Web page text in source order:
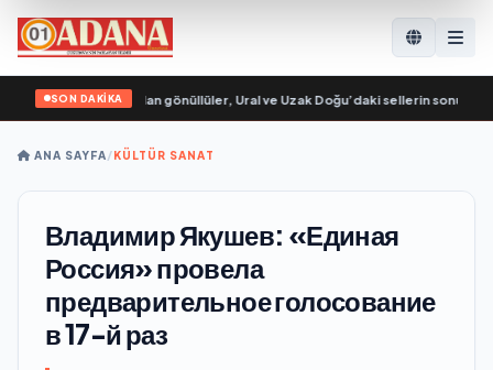
SON DAKİKA
Muhafızları’ndan gönüllüler, Ural ve Uzak Doğu’daki sellerin sonuçlarını
ANA SAYFA/KÜLTÜR SANAT
Владимир Якушев: «Единая
Россия» провела
предварительное голосование
в 17-й раз